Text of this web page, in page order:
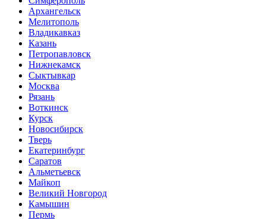
Архангельск
Мелитополь
Владикавказ
Казань
Петропавловск
Нижнекамск
Сыктывкар
Москва
Рязань
Воткинск
Курск
Новосибирск
Тверь
Екатеринбург
Саратов
Альметьевск
Майкоп
Великий Новгород
Камышин
Пермь